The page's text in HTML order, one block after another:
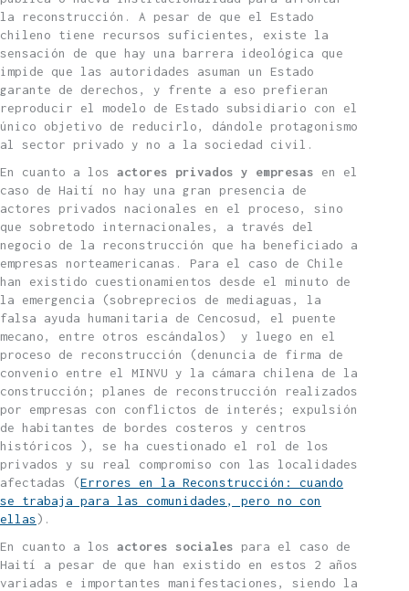
la reconstrucción. A pesar de que el Estado
chileno tiene recursos suficientes, existe la
sensación de que hay una barrera ideológica que
impide que las autoridades asuman un Estado
garante de derechos, y frente a eso prefieran
reproducir el modelo de Estado subsidiario con el
único objetivo de reducirlo, dándole protagonismo
al sector privado y no a la sociedad civil.
En cuanto a los actores privados y empresas en el
caso de Haití no hay una gran presencia de
actores privados nacionales en el proceso, sino
que sobretodo internacionales, a través del
negocio de la reconstrucción que ha beneficiado a
empresas norteamericanas. Para el caso de Chile
han existido cuestionamientos desde el minuto de
la emergencia (sobreprecios de mediaguas, la
falsa ayuda humanitaria de Cencosud, el puente
mecano, entre otros escándalos) y luego en el
proceso de reconstrucción (denuncia de firma de
convenio entre el MINVU y la cámara chilena de la
construcción; planes de reconstrucción realizados
por empresas con conflictos de interés; expulsión
de habitantes de bordes costeros y centros
históricos ), se ha cuestionado el rol de los
privados y su real compromiso con las localidades
afectadas (Errores en la Reconstrucción: cuando
se trabaja para las comunidades, pero no con
ellas).
En cuanto a los actores sociales para el caso de
Haití a pesar de que han existido en estos 2 años
variadas e importantes manifestaciones, siendo la